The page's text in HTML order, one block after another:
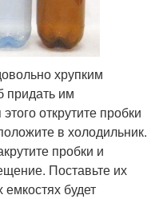
хрупким
придать им
открутите пробки
в холодильник.
пробки и
Поставьте их
будет